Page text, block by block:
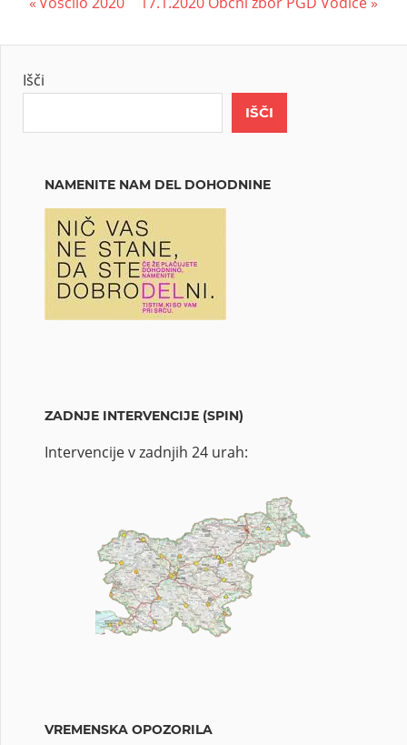
Išči
IŠČI
NAMENITE NAM DEL DOHODNINE
ZADNJE INTERVENCIJE (SPIN)
Intervencije v zadnjih 24 urah:
VREMENSKA OPOZORILA